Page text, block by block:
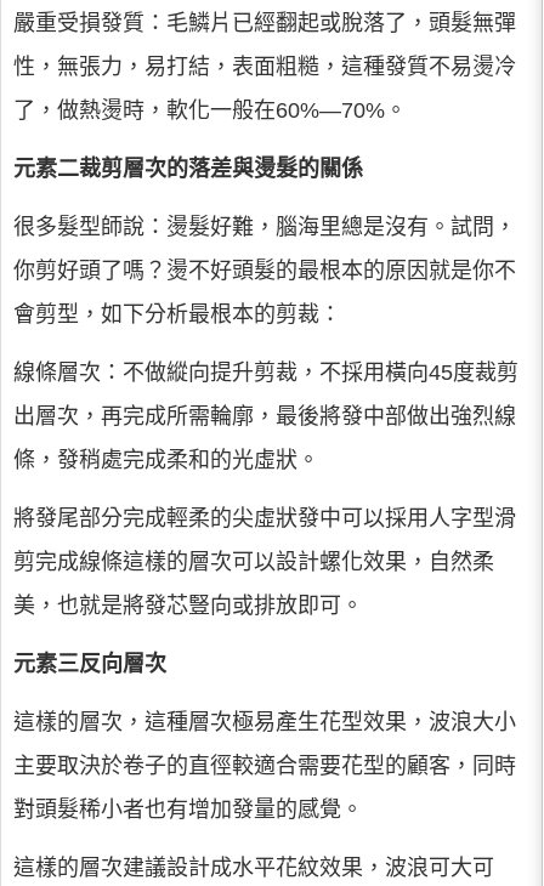
嚴重受損發質：毛鱗片已經翻起或脫落了，頭髮無彈
性，無張力，易打結，表面粗糙，這種發質不易燙冷
了，做熱燙時，軟化一般在60%—70%。
元素二裁剪層次的落差與燙髮的關係
很多髮型師說：燙髮好難，腦海里總是沒有。試問，
你剪好頭了嗎？燙不好頭髮的最根本的原因就是你不
會剪型，如下分析最根本的剪裁：
線條層次：不做縱向提升剪裁，不採用橫向45度裁剪
出層次，再完成所需輪廓，最後將發中部做出強烈線
條，發稍處完成柔和的光虛狀。
將發尾部分完成輕柔的尖虛狀發中可以採用人字型滑
剪完成線條這樣的層次可以設計螺化效果，自然柔
美，也就是將發芯豎向或排放即可。
元素三反向層次
這樣的層次，這種層次極易產生花型效果，波浪大小
主要取決於卷子的直徑較適合需要花型的顧客，同時
對頭髮稀小者也有增加發量的感覺。
這樣的層次建議設計成水平花紋效果，波浪可大可